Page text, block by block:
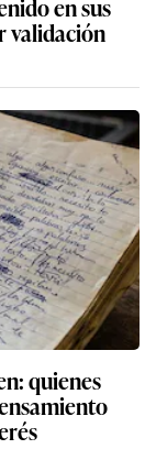
en sus
validación
quienes